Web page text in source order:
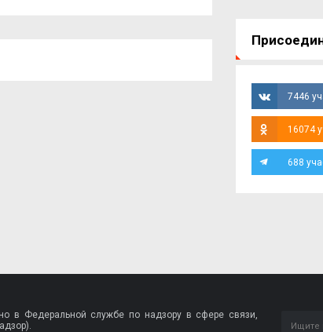
7446
16074
688
в Федеральной службе по надзору в сфере связи,